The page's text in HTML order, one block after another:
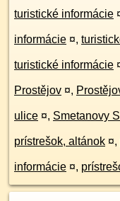
turistické informácie
informácie ¤,
turistické informácie
Prostějov ¤,
ulice ¤, Smetanovy
prístrešok, altánok ¤,
informácie ¤,